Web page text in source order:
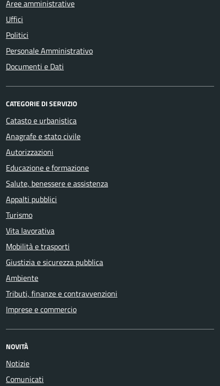
Aree amministrative
Uffici
Politici
Personale Amministrativo
Documenti e Dati
CATEGORIE DI SERVIZIO
Catasto e urbanistica
Anagrafe e stato civile
Autorizzazioni
Educazione e formazione
Salute, benessere e assistenza
Appalti pubblici
Turismo
Vita lavorativa
Mobilità e trasporti
Giustizia e sicurezza pubblica
Ambiente
Tributi, finanze e contravvenzioni
Imprese e commercio
NOVITÀ
Notizie
Comunicati